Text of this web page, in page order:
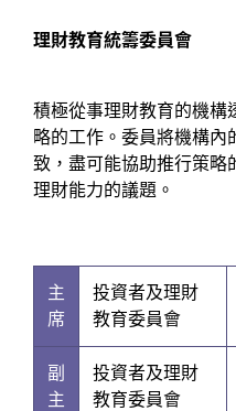
理財教育統籌委員會
積極從事理財教育的機構
略的工作。委員將機構
致，盡可能協助推行策略
理財能力的議題。
主
席
投資者及理財
教育委員會
副
主
投資者及理財
教育委員會